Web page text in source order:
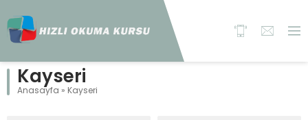
Kayseri
Anasayfa » Kayseri